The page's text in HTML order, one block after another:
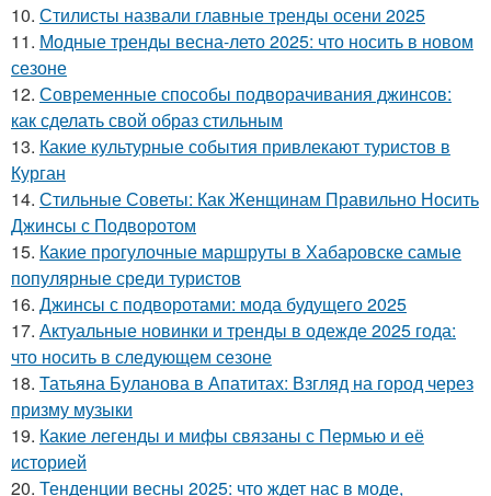
10. Стилисты назвали главные тренды осени 2025
11. Модные тренды весна-лето 2025: что носить в новом
сезоне
12. Современные способы подворачивания джинсов:
как сделать свой образ стильным
13. Какие культурные события привлекают туристов в
Курган
14. Стильные Советы: Как Женщинам Правильно Носить
Джинсы с Подворотом
15. Какие прогулочные маршруты в Хабаровске самые
популярные среди туристов
16. Джинсы с подворотами: мода будущего 2025
17. Актуальные новинки и тренды в одежде 2025 года:
что носить в следующем сезоне
18. Татьяна Буланова в Апатитах: Взгляд на город через
призму музыки
19. Какие легенды и мифы связаны с Пермью и её
историей
20. Тенденции весны 2025: что ждет нас в моде,